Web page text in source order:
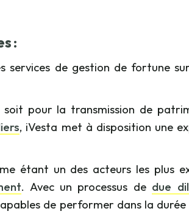
:
services de gestion de fortune
pour la transmission de
, iVesta met à disposition une
étant un des acteurs les plus
. Avec un processus de due
de performer dans la